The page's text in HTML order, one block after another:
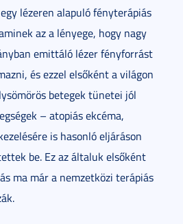
lézeren alapuló fényterápiás
az a lényege, hogy nagy
emittáló lézer fényforrást
és ezzel elsőként a világon
betegek tünetei jól
– atopiás ekcéma,
is hasonló eljáráson
be. Ez az általuk elsőként
ma már a nemzetközi terápiás